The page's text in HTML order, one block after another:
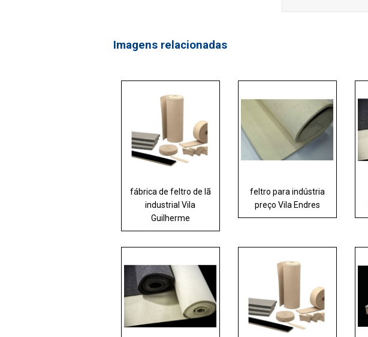
Imagens relacionadas
fábrica de feltro de lã
industrial Vila
Guilherme
feltro para indústria
preço Vila Endres